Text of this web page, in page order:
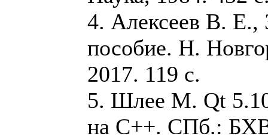
4. Алексеев В. Е.,
пособие. Н.
2017. 119 с.
5. Шлее М. Qt
на C++. СПб.: